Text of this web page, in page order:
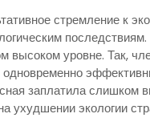
стремление к
высоком уровне. Так,
заплатила слишком
ухудшении экологии